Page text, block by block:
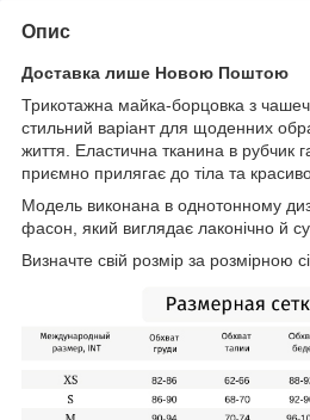
Опис
Доставка лише Новою Поштою
Трикотажна майка-борцовка з
стильний варіант для щоденних
життя. Еластична тканина в рубчик
приємно прилягає до тіла та
Модель виконана в однотонному
фасон, який виглядає лаконічно й
Визначте свій розмір за розмірною